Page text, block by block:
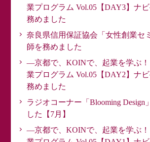
業プログラム Vol.05【DAY3】ナ
務めました
奈良県信用保証協会「女性創業セ
師を務めました
―京都で、KOINで、起業を学ぶ
業プログラム Vol.05【DAY2】ナ
務めました
ラジオコーナー「Blooming Design
した【7月】
―京都で、KOINで、起業を学ぶ